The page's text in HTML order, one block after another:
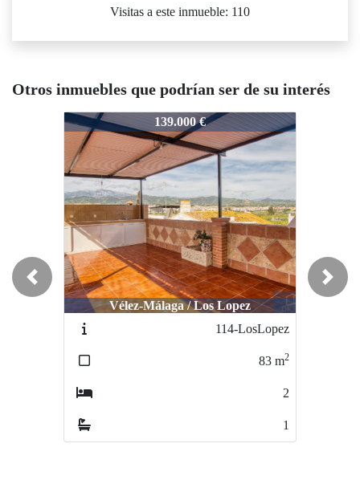
Visitas a este inmueble: 110
Otros inmuebles que podrían ser de su interés
Residencial Buena Vista
139.000 €
Vélez-Málaga / Los Lopez
114-LosLopez
63-Residencial Buena Vista
145.000 €
Benamocarra / centro
59-Benamocarra
153m
Previous Next